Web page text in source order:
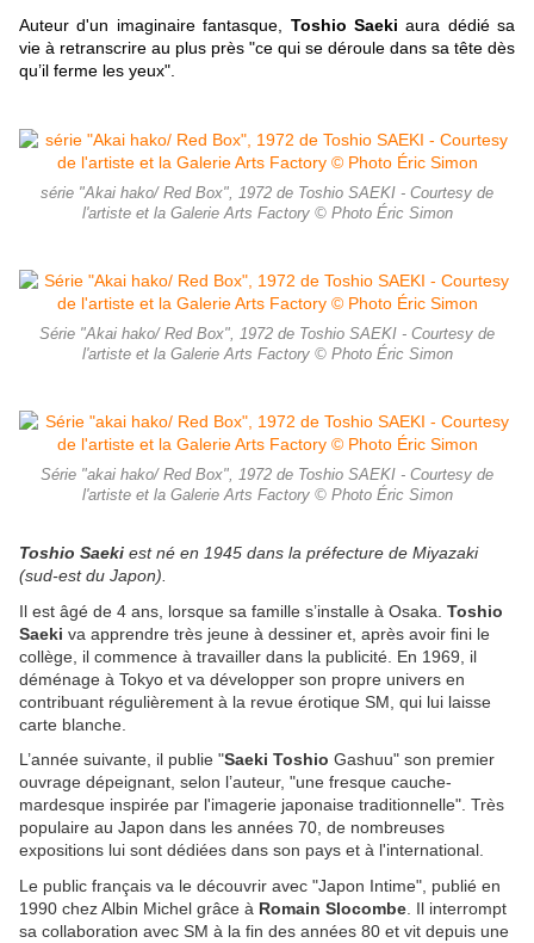
Auteur d'un imaginaire fantasque, Toshio Saekiaura dédié sa
vie à retranscrire au plus près "ce qui se déroule dans sa tête dès
qu’il ferme les yeux".
série "Akai hako/ Red Box", 1972 de Toshio SAEKI - Courtesy de
l'artiste et la Galerie Arts Factory © Photo Éric Simon
Série "Akai hako/ Red Box", 1972 de Toshio SAEKI - Courtesy de
l'artiste et la Galerie Arts Factory © Photo Éric Simon
Série "akai hako/ Red Box", 1972 de Toshio SAEKI - Courtesy de
l'artiste et la Galerie Arts Factory © Photo Éric Simon
Toshio Saeki est né en 1945 dans la préfecture de Miyazaki
(sud-est du Japon).
Il est âgé de 4 ans, lorsque sa famille s’installe à Osaka. Toshio
Saeki va apprendre très jeune à dessiner et, après avoir fini le
collège, il commence à travailler dans la publicité. En 1969, il
déménage à Tokyo et va développer son propre univers en
contribuant régulièrement à la revue érotique SM, qui lui laisse
carte blanche.
L’année suivante, il publie "Saeki Toshio Gashuu" son premier
ouvrage dépeignant, selon l’auteur, "une fresque cauche-
mardesque inspirée par l'imagerie japonaise traditionnelle". Très
populaire au Japon dans les années 70, de nombreuses
expositions lui sont dédiées dans son pays et à l'international.
Le public français va le découvrir avec "Japon Intime", publié en
1990 chez Albin Michel grâce à Romain Slocombe . Il interrompt
sa collaboration avec SM à la fin des années 80 et vit depuis une